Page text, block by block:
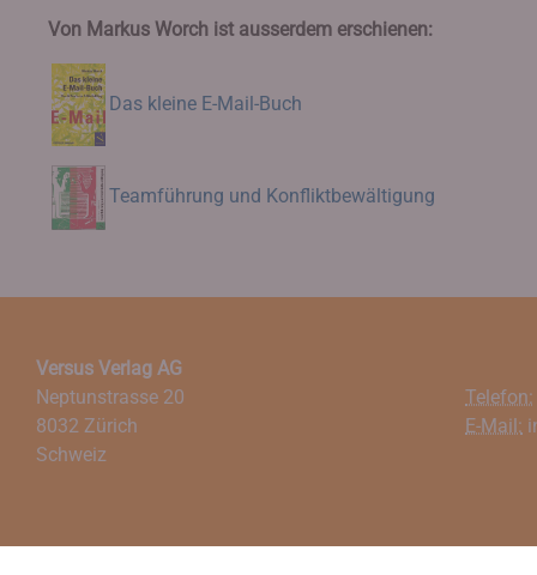
Von Markus Worch ist ausserdem erschienen:
Das kleine E-Mail-Buch
Teamführung und Konfliktbewältigung
Versus Verlag AG
Neptunstrasse 20
8032 Zürich
Schweiz
Telefon:
E-Mail: